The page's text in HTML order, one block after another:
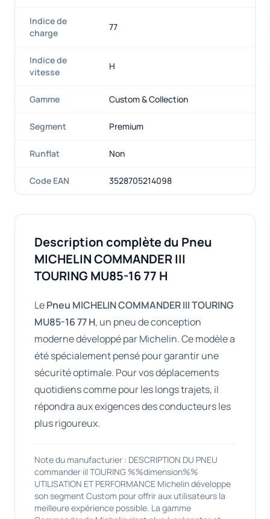
Indice de
charge
77
Indice de
vitesse
H
Gamme Custom & Collection
Segment Premium
Runflat Non
Code EAN 3528705214098
Description complète du Pneu
MICHELIN COMMANDER III
TOURING MU85-16 77 H
LePneu MICHELIN COMMANDER III TOURING
MU85-16 77 H, un pneu de conception
moderne développé par Michelin. Ce modèle a
été spécialement pensé pour garantir une
sécurité optimale. Pour vos déplacements
quotidiens comme pour les longs trajets, il
répondra aux exigences des conducteurs les
plus rigoureux.
Note du manufacturier : DESCRIPTION DU PNEU
commander iiI TOURING %%dimension%%
UTILISATION ET PERFORMANCE Michelin développe
son segment Custom pour offrir aux utilisateurs la
meilleure expérience possible. La gamme